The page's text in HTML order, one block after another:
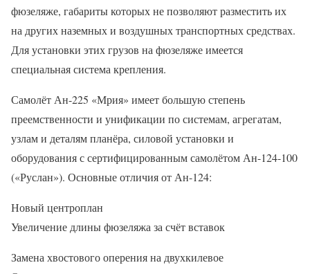
фюзеляже, габариты которых не позволяют разместить их
на других наземных и воздушных транспортных средствах.
Для установки этих грузов на фюзеляже имеется
специальная система крепления.
Самолёт Ан-225 «Мрия» имеет большую степень
преемственности и унификации по системам, агрегатам,
узлам и деталям планёра, силовой установки и
оборудования с сертифицированным самолётом Ан-124-100
(«Руслан»). Основные отличия от Ан-124:
Новый центроплан
Увеличение длины фюзеляжа за счёт вставок
Замена хвостового оперения на двухкилевое